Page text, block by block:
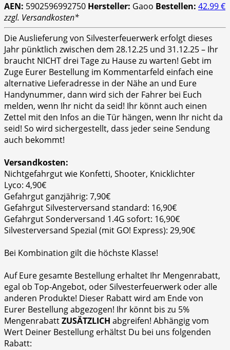
AEN: 5902596992750 Hersteller: Gaoo Bestellen: 42.99 €
zzgl. Versandkosten*
Die Auslieferung von Silvesterfeuerwerk erfolgt dieses
Jahr pünktlich zwischen dem 28.12.25 und 31.12.25 – Ihr
braucht NICHT drei Tage zu Hause zu warten! Gebt im
Zuge Eurer Bestellung im Kommentarfeld einfach eine
alternative Lieferadresse in der Nähe an und Eure
Handynummer, dann wird sich der Fahrer bei Euch
melden, wenn Ihr nicht da seid! Ihr könnt auch einen
Zettel mit den Infos an die Tür hängen, wenn Ihr nicht da
seid! So wird sichergestellt, dass jeder seine Sendung
auch bekommt!
Versandkosten:
Nichtgefahrgut wie Konfetti, Shooter, Knicklichter
Lyco: 4,90€
Gefahrgut ganzjährig: 7,90€
Gefahrgut Silvesterversand standard: 16,90€
Gefahrgut Sonderversand 1.4G sofort: 16,90€
Silvesterversand Spezial (mit GO! Express): 29,90€
Bei Kombination gilt die höchste Klasse!
Auf Eure gesamte Bestellung erhaltet Ihr Mengenrabatt,
egal ob Top-Angebot, oder Silvesterfeuerwerk oder alle
anderen Produkte! Dieser Rabatt wird am Ende von
Eurer Bestellung abgezogen! Ihr könnt bis zu 5%
MengenrabattZUSÄTZLICH abgreifen! Abhängig vom
Wert Deiner Bestellung erhältst Du bei uns folgenden
Rabatt: